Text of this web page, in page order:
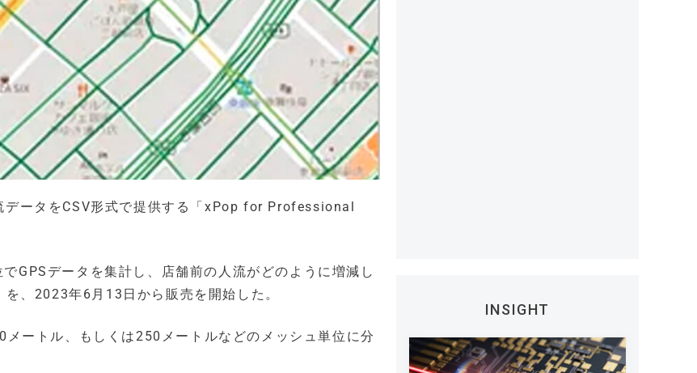
ータをCSV形式で提供する「xPop for Professional
GPSデータを集計し、店舗前の人流がどのように増減し
、2023年6月13日から販売を開始した。
ートル、もしくは250メートルなどのメッシュ単位に分
INSIGHT